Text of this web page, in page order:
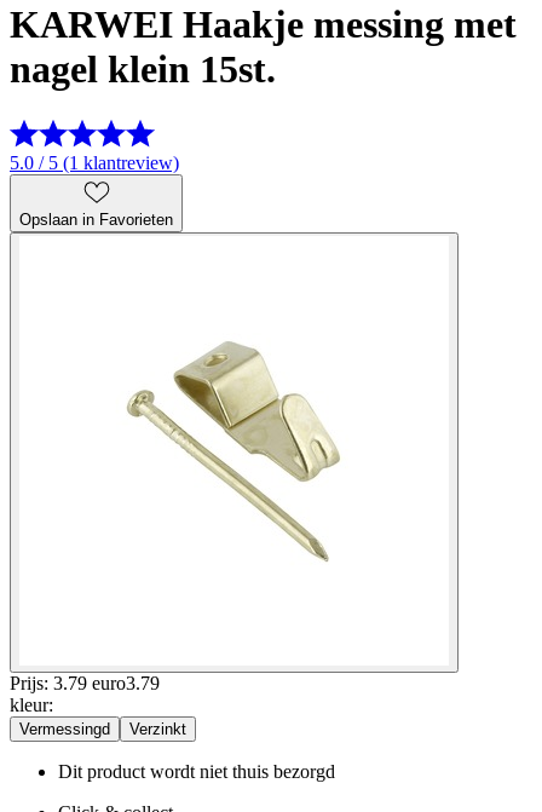
KARWEI Haakje messing met
nagel klein 15st.
5.0 / 5 (1 klantreview)
Opslaan in Favorieten
Prijs: 3.79 euro3.79
kleur:
Vermessingd Verzinkt
Dit product wordt niet thuis bezorgd